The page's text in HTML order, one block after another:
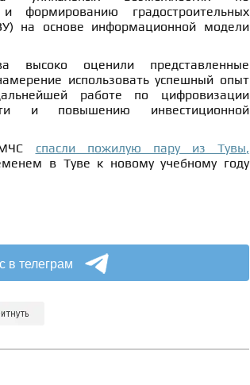
формированию градостроительных
на основе информационной модели
высоко оценили представленные
использовать успешный опыт
работе по цифровизации
и повышению инвестиционной
МЧС спасли пожилую пару из Тувы,
в Туве к новому учебному году
в телеграм